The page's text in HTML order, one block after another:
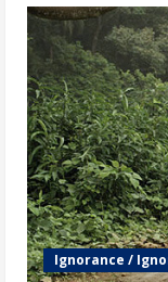
Ignorance /